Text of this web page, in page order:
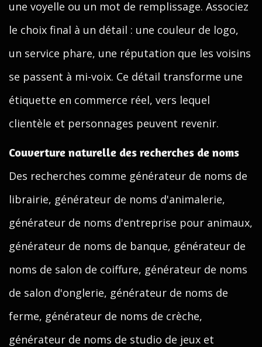
une voyelle ou un mot de remplissage. Associez
le choix final à un détail : une couleur de logo,
un service phare, une réputation que les voisins
se passent à mi-voix. Ce détail transforme une
étiquette en commerce réel, vers lequel
clientèle et personnages peuvent revenir.
Couverture naturelle des recherches de noms
Des recherches comme générateur de noms de
librairie, générateur de noms d'animalerie,
générateur de noms d'entreprise pour animaux,
générateur de noms de banque, générateur de
noms de salon de coiffure, générateur de noms
de salon d'onglerie, générateur de noms de
ferme, générateur de noms de crèche,
générateur de noms de studio de jeux et